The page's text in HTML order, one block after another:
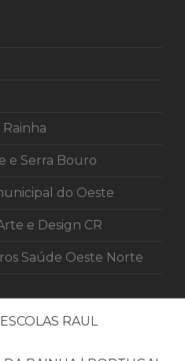
e Serra Bouro
do Oeste
e Design CR
Saúde Oeste Norte
RAUL